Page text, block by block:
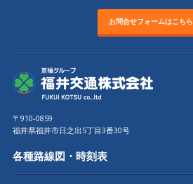
お問合せフォームはこちら
〒910-0859
福井県福井市日之出5丁目3番30号
各種路線図・時刻表